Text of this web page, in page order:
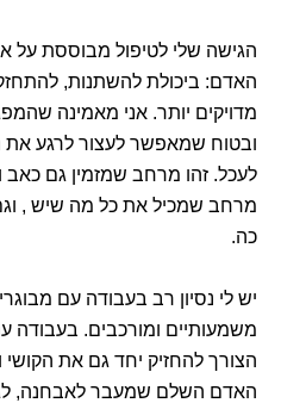
הגישה שלי לטיפול מבוססת על
האדם: ביכולת להשתנות,
מדויקים יותר. אני מאמינה
ובטוח שמאפשר לעצור לרגע את
לעכל. זהו מרחב שמזמין גם כאב
מרחב שמכיל את כל מה שיש ,
כה.
יש לי נסיון רב בעבודה עם
משמעותיים ומורכבים. בעבודה
הצורך להחזיק יחד גם את
האדם השלם שמעבר לאבחנה,